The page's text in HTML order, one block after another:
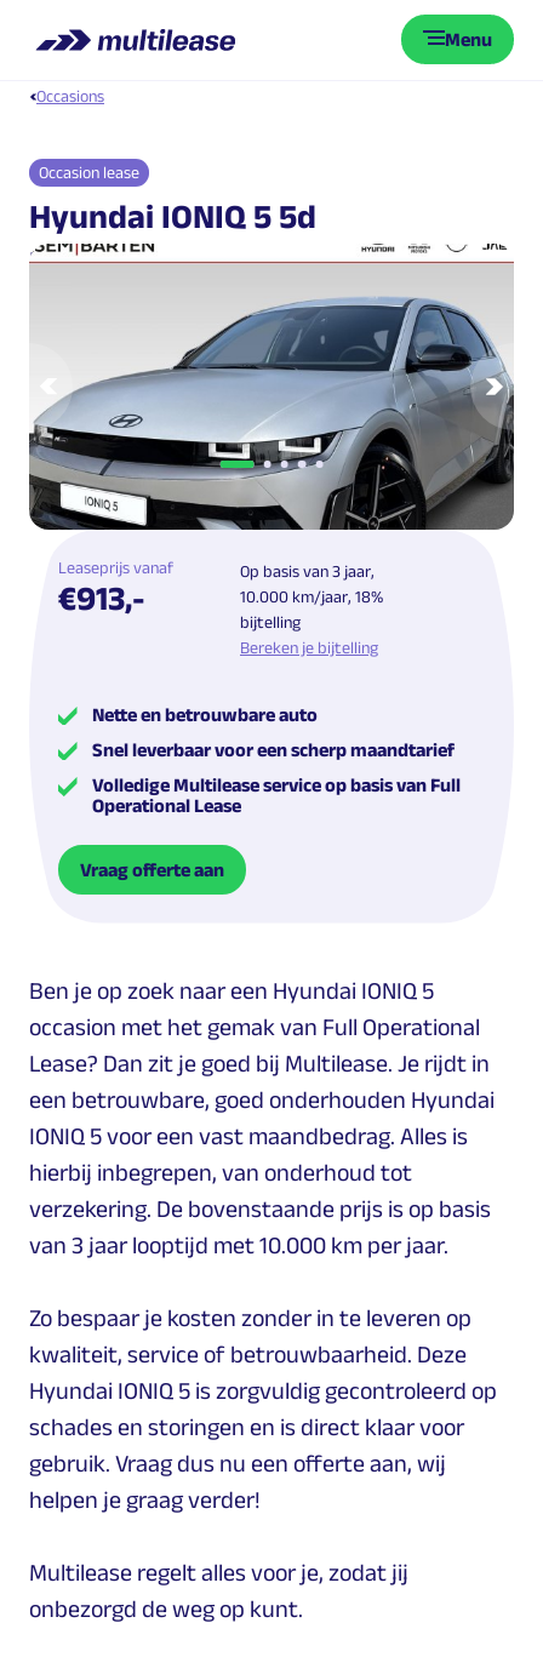
Menu
Occasions
Hyundai IONIQ 5 5d
N Line Business
Occasion lease
Vorige
Leaseprijs vanaf
€913,-
Op basis van 3 jaar,
10.000 km/jaar, 18%
bijtelling
Bereken je bijtelling
Nette en betrouwbare auto
Snel leverbaar voor een scherp maandtarief
Volledige Multilease service op basis van Full
Operational Lease
Vraag offerte aan
Ben je op zoek naar een Hyundai IONIQ 5
occasion met het gemak van Full Operational
Lease? Dan zit je goed bij Multilease. Je rijdt in
een betrouwbare, goed onderhouden Hyundai
IONIQ 5 voor een vast maandbedrag. Alles is
hierbij inbegrepen, van onderhoud tot
verzekering. De bovenstaande prijs is op basis
van 3 jaar looptijd met 10.000 km per jaar.
Zo bespaar je kosten zonder in te leveren op
kwaliteit, service of betrouwbaarheid. Deze
Hyundai IONIQ 5 is zorgvuldig gecontroleerd op
schades en storingen en is direct klaar voor
gebruik. Vraag dus nu een offerte aan, wij
helpen je graag verder!
Multilease regelt alles voor je, zodat jij
onbezorgd de weg op kunt.